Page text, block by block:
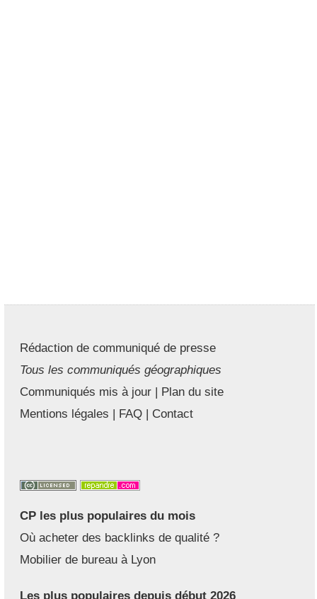
Rédaction de communiqué de presse
Tous les communiqués géographiques
Communiqués mis à jour | Plan du site
Mentions légales | FAQ | Contact
CP les plus populaires du mois
Où acheter des backlinks de qualité ?
Mobilier de bureau à Lyon
Les plus populaires depuis début 2026